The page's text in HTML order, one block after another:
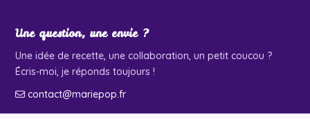
Une question, une envie ?
Une idée de recette, une collaboration, un petit coucou ?
Écris-moi, je réponds toujours !
contact@mariepop.fr